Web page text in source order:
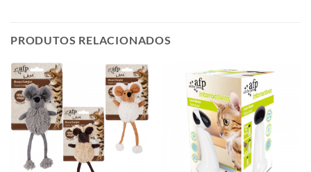
PRODUTOS RELACIONADOS